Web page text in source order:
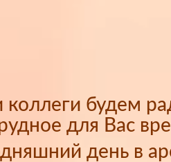
коллеги будем
для Вас
день в